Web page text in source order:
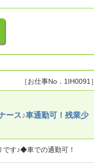
［お仕事No．1IH0091］
ース♪車通勤可！残業少
す♪◆車での通勤可！